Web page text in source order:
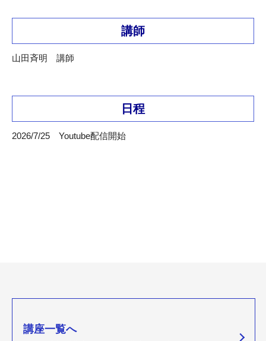
講師
山田斉明 講師
日程
2026/7/25 Youtube配信開始
講座一覧へ